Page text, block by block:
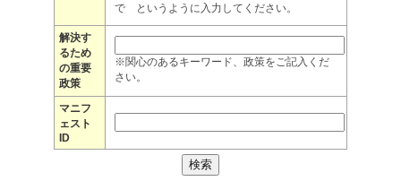
で というように入力してください。
解決す
るため
の重要
政策
※関心のあるキーワード、政策をご記入くだ
さい。
マニフ
ェスト
ID